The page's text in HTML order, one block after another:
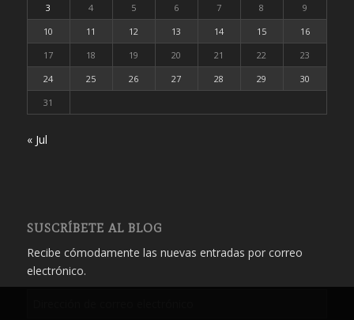
3
4 5 6 7 8
9
10
11 12 13 14 15
16
17
18 19 20 21 22
23
24
25 26 27 28 29
30
31
« Jul
SUSCRÍBETE AL BLOG
Recibe cómodamente las nuevas entradas por correo
electrónico.